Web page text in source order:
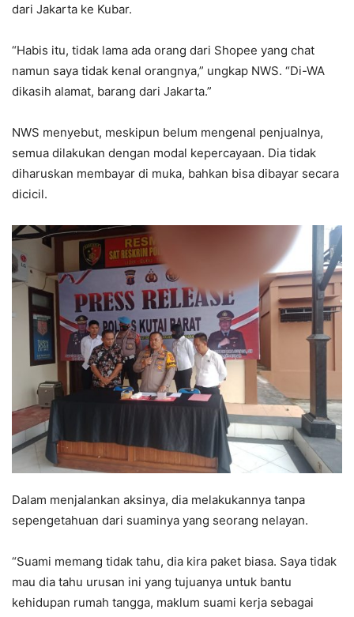
dari Jakarta ke Kubar.
“Habis itu, tidak lama ada orang dari Shopee yang chat
namun saya tidak kenal orangnya,” ungkap NWS. “Di-WA
dikasih alamat, barang dari Jakarta.”
NWS menyebut, meskipun belum mengenal penjualnya,
semua dilakukan dengan modal kepercayaan. Dia tidak
diharuskan membayar di muka, bahkan bisa dibayar secara
dicicil.
Dalam menjalankan aksinya, dia melakukannya tanpa
sepengetahuan dari suaminya yang seorang nelayan.
“Suami memang tidak tahu, dia kira paket biasa. Saya tidak
mau dia tahu urusan ini yang tujuanya untuk bantu
kehidupan rumah tangga, maklum suami kerja sebagai